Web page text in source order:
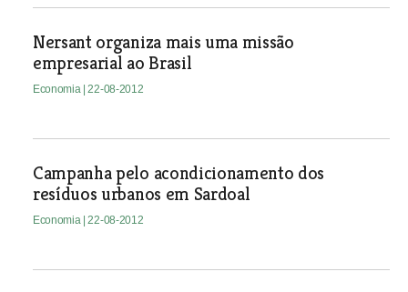
Nersant organiza mais uma missão
empresarial ao Brasil
Economia | 22-08-2012
Campanha pelo acondicionamento dos
resíduos urbanos em Sardoal
Economia | 22-08-2012